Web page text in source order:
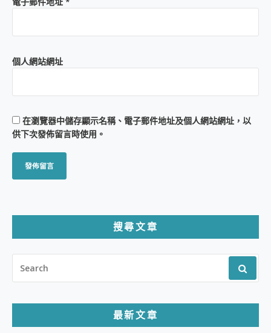
個人網站網址
在瀏覽器中儲存顯示名稱、電子郵件地址及個人網站網址，以
供下次發佈留言時使用。
搜尋文章
FOR:
最新文章